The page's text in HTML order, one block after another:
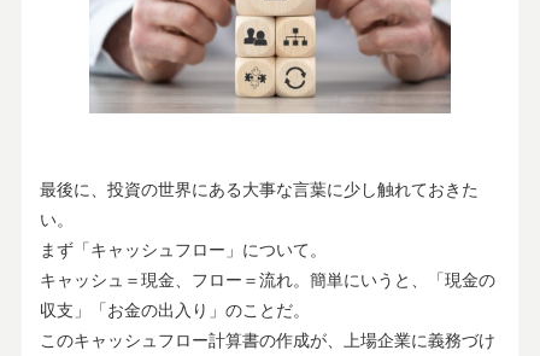
最後に、投資の世界にある大事な言葉に少し触れておきた
い。
まず「キャッシュフロー」について。
キャッシュ＝現金、フロー＝流れ。簡単にいうと、「現金の
収支」「お金の出入り」のことだ。
このキャッシュフロー計算書の作成が、上場企業に義務づけ